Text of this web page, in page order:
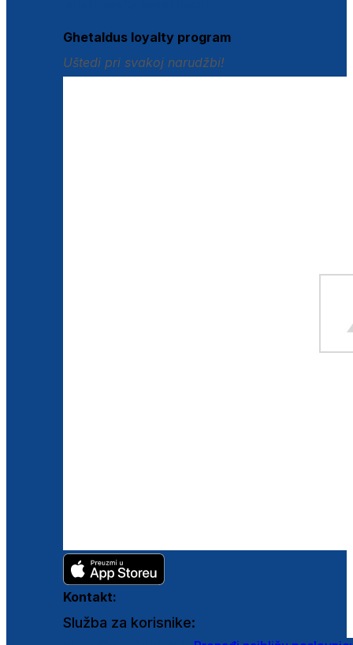
Ghetaldus loyalty program
Uštedi pri svakoj narudžbi!
Kontakt:
Služba za korisnike: